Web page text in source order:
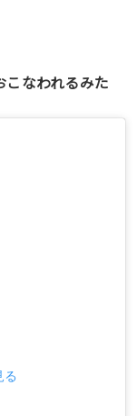
なわれるみた